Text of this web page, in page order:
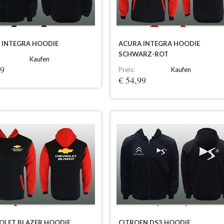
INTEGRA HOODIE
Kaufen
ACURA INTEGRA HOODIE
SCHWARZ-ROT
Preis:
€ 54,99
Kaufen